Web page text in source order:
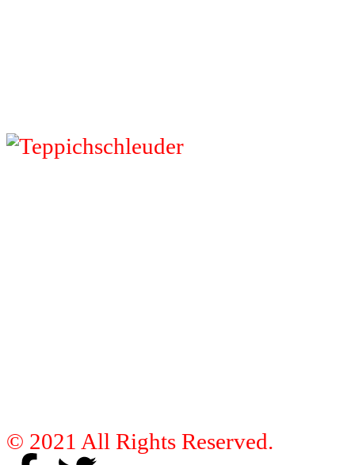
© 2021 All Rights Reserved.